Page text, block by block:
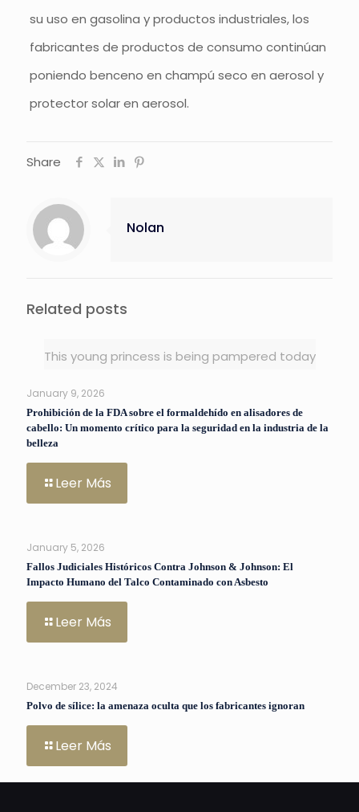
su uso en gasolina y productos industriales, los
fabricantes de productos de consumo continúan
poniendo benceno en champú seco en aerosol y
protector solar en aerosol.
Share
Nolan
Related posts
This young princess is being pampered today
January 9, 2026
Prohibición de la FDA sobre el formaldehído en alisadores de
cabello: Un momento crítico para la seguridad en la industria de la
belleza
Leer Más
January 5, 2026
Fallos Judiciales Históricos Contra Johnson & Johnson: El
Impacto Humano del Talco Contaminado con Asbesto
Leer Más
December 23, 2024
Polvo de sílice: la amenaza oculta que los fabricantes ignoran
Leer Más